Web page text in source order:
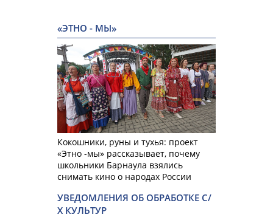
«ЭТНО - МЫ»
Кокошники, руны и тухья: проект
«Этно -мы» рассказывает, почему
школьники Барнаула взялись
снимать кино о народах России
УВЕДОМЛЕНИЯ ОБ ОБРАБОТКЕ С/
Х КУЛЬТУР